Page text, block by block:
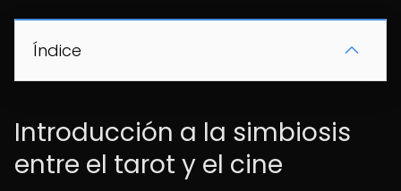
Índice
Introducción a la simbiosis
entre el tarot y el cine